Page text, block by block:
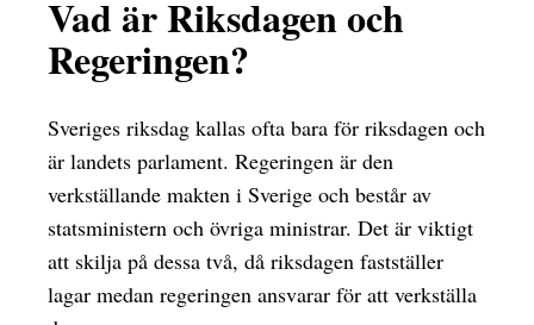
Vad är Riksdagen och
Regeringen?
Sveriges riksdag kallas ofta bara för riksdagen och
är landets parlament. Regeringen är den
verkställande makten i Sverige och består av
statsministern och övriga ministrar. Det är viktigt
att skilja på dessa två, då riksdagen fastställer
lagar medan regeringen ansvarar för att verkställa